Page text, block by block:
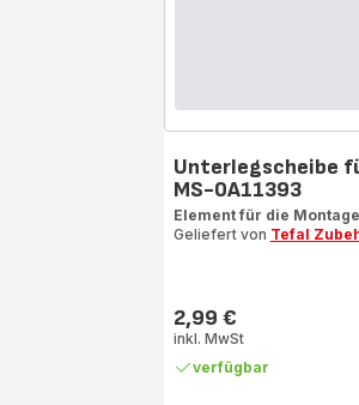
Unterlegscheibe
MS-0A11393
Element für die
Geliefert von Tefal
Preis
2,99 €
inkl. MwSt
verfügbar